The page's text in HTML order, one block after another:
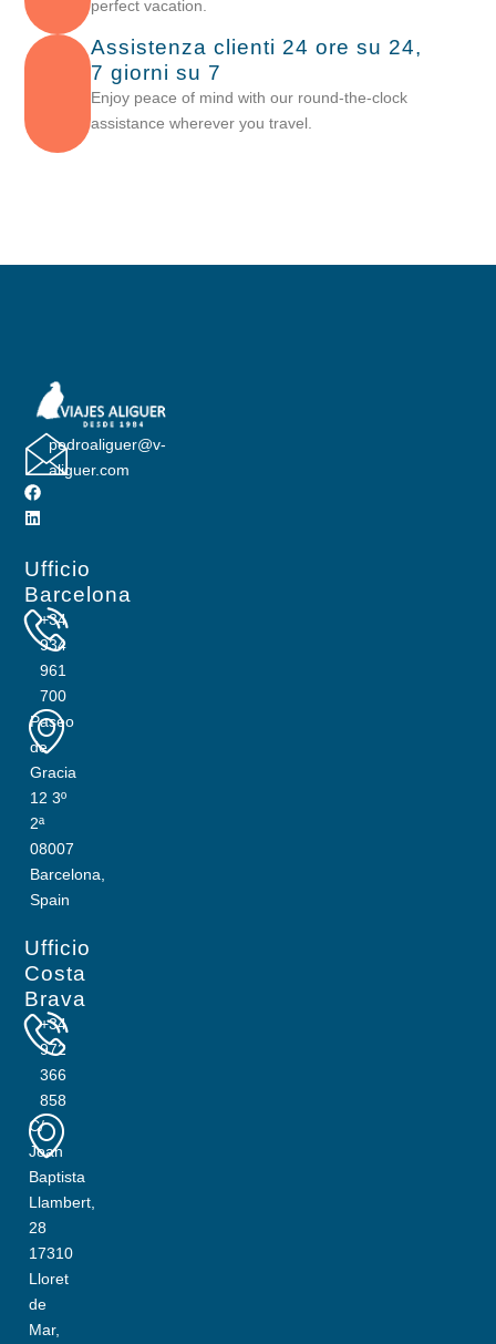
perfect vacation.
Assistenza clienti 24 ore su 24,
7 giorni su 7
Enjoy peace of mind with our round-the-clock
assistance wherever you travel.
pedroaliguer@v-
aliguer.com
Ufficio
Barcelona
+34
934
961
700
Paseo
de
Gracia
12 3º
2ª
08007
Barcelona,
Spain
Ufficio
Costa
Brava
+34
972
366
858
C/
Joan
Baptista
Llambert,
28
17310
Lloret
de
Mar,